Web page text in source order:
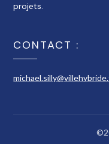
projets.
CONTACT :